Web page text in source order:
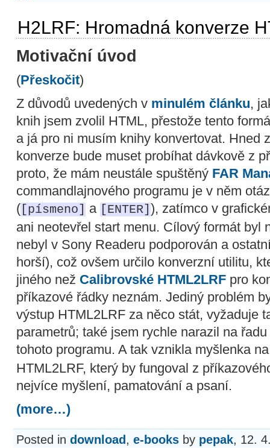
H2LRF: Hromadná konverze
Motivační úvod
(Přeskočit)
Z důvodů uvedených v minulém článku,
knih jsem zvolil HTML, přestože tento
a já pro ni musím knihy konvertovat. Hned
konverze bude muset probíhat dávkově z
proto, že mám neustále spuštěný FAR
commandlajnového programu je v něm
( [písmeno] a [ENTER] ), zatímco v
ani neotevřel start menu. Cílový formát byl
nebyl v Sony Readeru podporován a
horší), což ovšem určilo konverzní utilitu,
jiného než Calibrovské HTML2LRF pro
příkazové řádky neznám. Jediný problém
výstup HTML2LRF za něco stát, vyžaduje
parametrů; také jsem rychle narazil na
tohoto programu. A tak vznikla myšlenka
HTML2LRF, který by fungoval z
nejvíce myšlení, pamatování a psaní.
(more…)
Posted in download , e-books by pepak, 12.